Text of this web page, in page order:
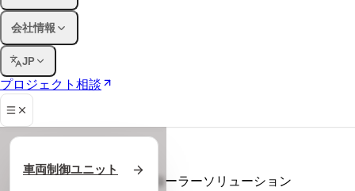
会社情報
JP
プロジェクト相談
車両制御ユニット
/ ソリューション
ハードウェアコントローラーソリューション